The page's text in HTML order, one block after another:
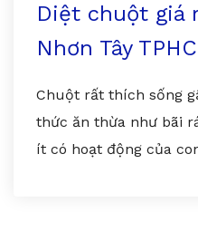
Diệt chuột giá
Nhơn Tây
Chuột rất thích sống
thức ăn thừa như bãi
ít có hoạt động của